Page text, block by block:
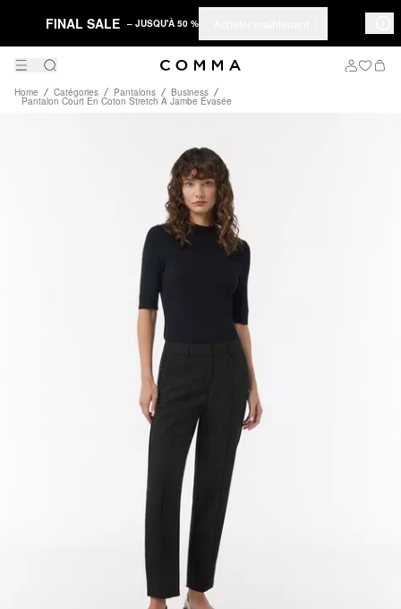
FINAL SALE – JUSQU'À 50 %
Home Catégories Pantalons Business
Pantalon Court En Coton Stretch À Jambe Évasée